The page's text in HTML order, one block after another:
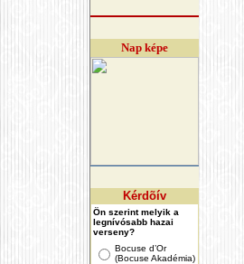
Nap képe
Kérdõív
Ön szerint melyik a
legnívósabb hazai
verseny?
Bocuse d’Or
(Bocuse Akadémia)